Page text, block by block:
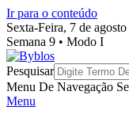
Ir para o conteúdo
Sexta-Feira, 7 de
Semana 9 • Modo I
Byblos
Pesquisar
Menu De Navegação
Menu